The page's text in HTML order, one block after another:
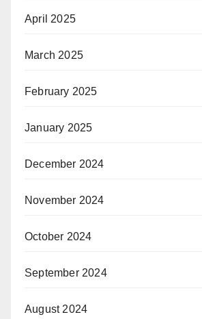
April 2025
March 2025
February 2025
January 2025
December 2024
November 2024
October 2024
September 2024
August 2024